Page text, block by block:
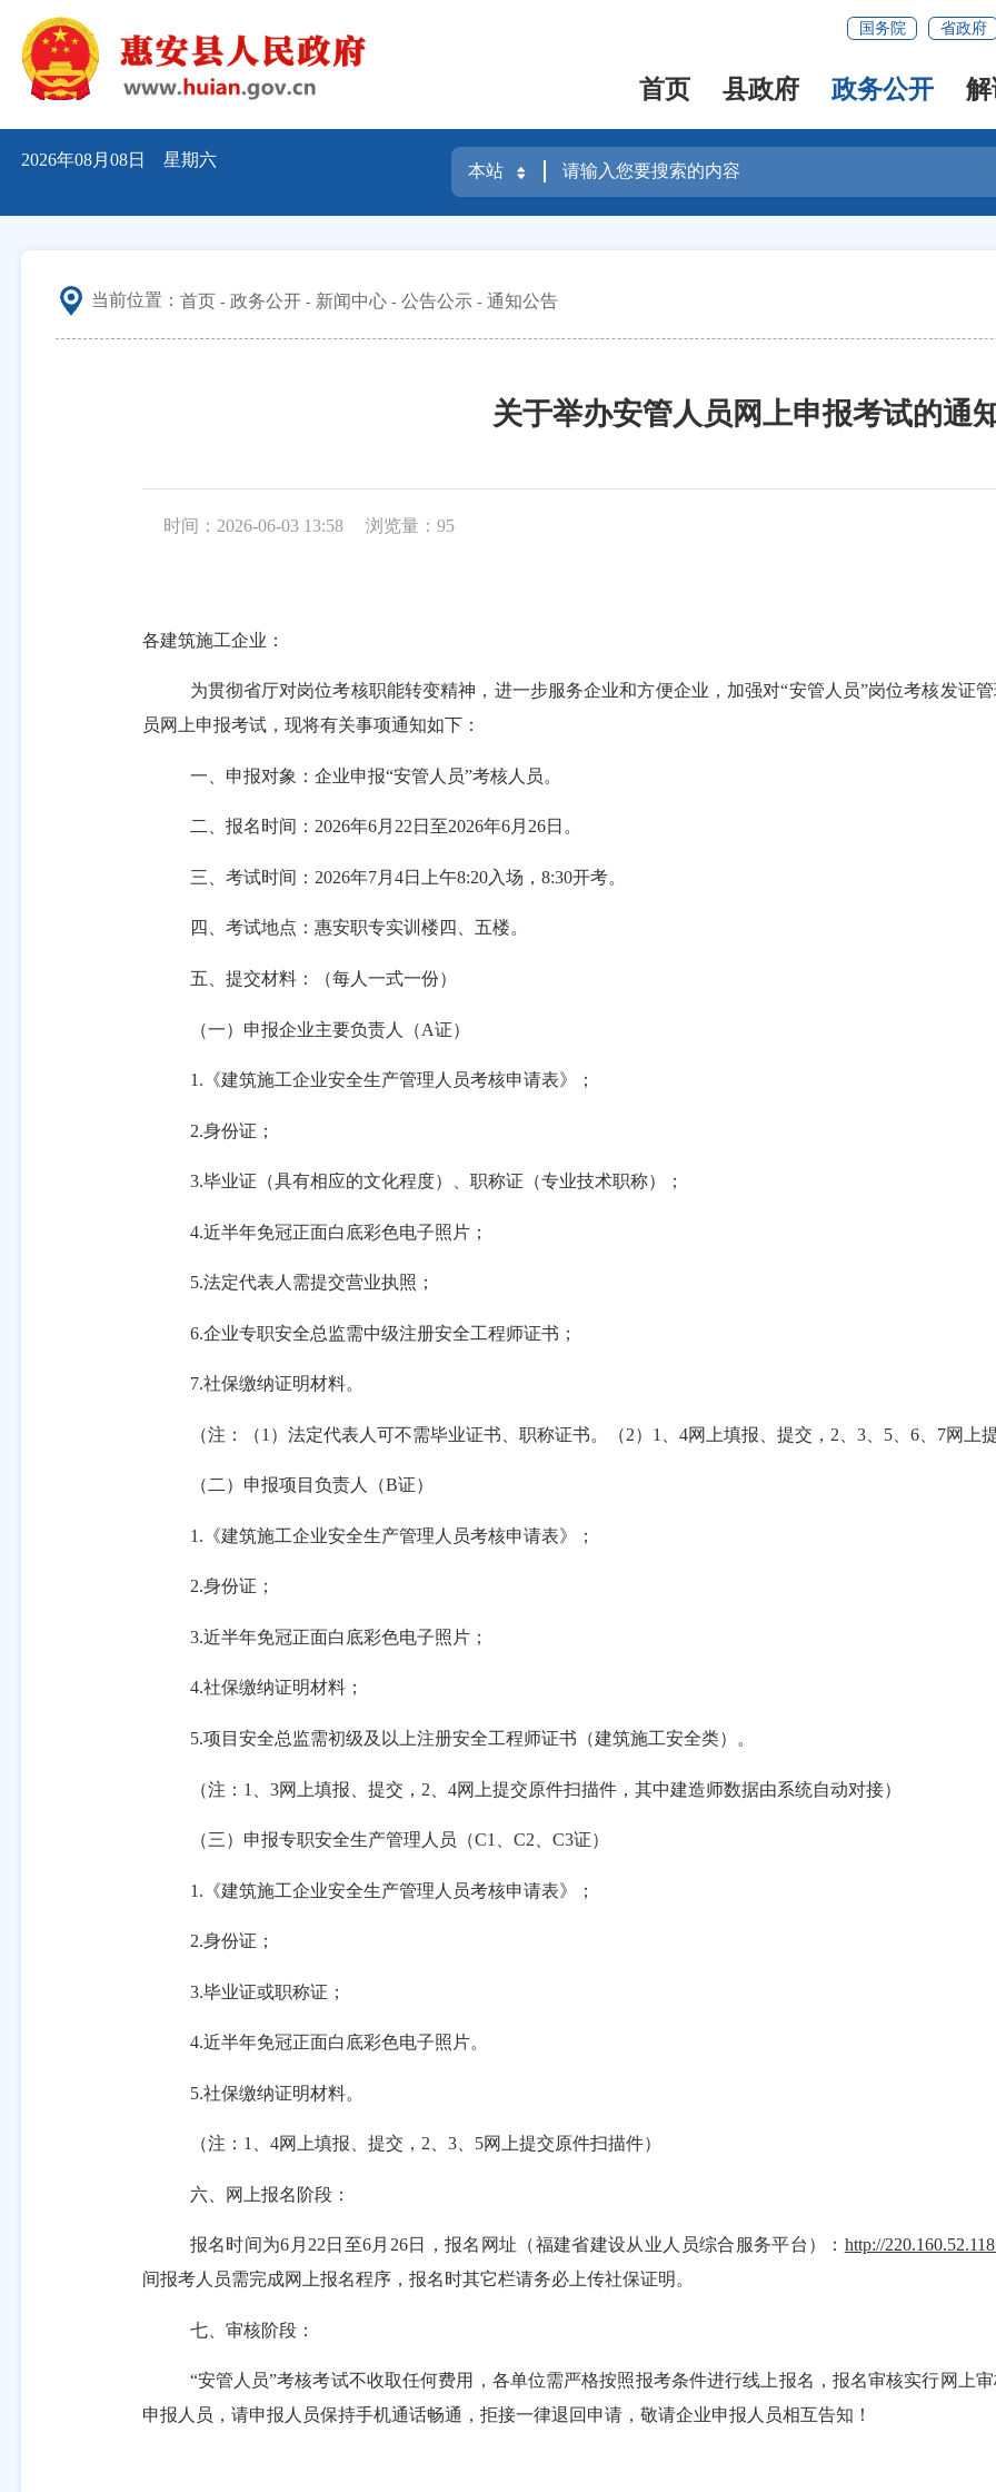
国务院 省政府
首页 县政府 政务公开
2026年08月08日 星期六
当前位置： 首页 政务公开 新闻中心 公告公示 通知公告
关于举办安管人员网上申报考试的通
时间：2026-06-03 13:58 浏览量： 95
各建筑施工企业 ：
为贯彻省厅对岗位考核职能转变精神，进一步服务企业和方便企业，加强对“安管 人员”岗位考核发证
员网上申报考试， 现将有关事项通知如下：
一、 申报对象： 企业申报“安管 人员”考核人员。
二、报名时间： 2026年6月 22日 至2026年6月 26日。
三、考试时间： 2026年7月 4日上午8:20入场，8:30开考。
四、考试地点： 惠安职专实训楼四、五楼。
五、提交材料： （每人一式一份）
（一） 申报企业主要负责人（A证）
1.《建筑施工企业安全生产管理人员考核申请表》；
2.身份证；
3.毕业证（具有相应的文化程度）、职称证（专业技术职称）；
4.近半年免冠正面白底彩色电子照片；
5.法定代表人需提交营业执照；
6.企业专职安全总监需中级注册安全工程师证书 ；
7.社保缴纳证明材料。
（注： （1 ） 法定代表 人可不需毕业证书、职称证书。（2） 1、4网上填报、提交，2、3、5、6、7网上
（二）申报项目负责人（B证）
1.《建筑施工企业安全生产管理人员考核申请表》；
2.身份证；
3.近半年免冠正面白底彩色电子照片；
4.社保缴纳证明材料；
5.项目安全总监需初级及以上注册安全工程师证书（建筑施工安全类）。
（注： 1、3网上填报、提交，2、4网上提交原件扫描件， 其中建造师数据由系统自动对接）
（三）申报专职安全生产管理人员（C1、C2、C3证）
1.《建筑施工企业安全生产管理人员考核申请表》；
2.身份证；
3.毕业证或职称证；
4.近半年免冠正面白底彩色电子照片。
5.社保缴纳证明材料。
（注： 1、4网上填报、提交，2、3、5网上提交原件扫描件）
六、网上报名阶段：
报名时间为6 月 22 日至6月 26日， 报名网址（福建省建设从业人员综合服务平台）： http://
间报考人员需完成网上报名程序，报名时其它栏请务必上传社保证明。
七、审核阶段：
“安管人员”考核考试不收取任何费用，各单位需严格按照报考条件进行线上报名，报名审核实行网上
申报人员，请申报人员保持手机通话畅通，拒接一律退回申请，敬请企业申报人员相互告知！